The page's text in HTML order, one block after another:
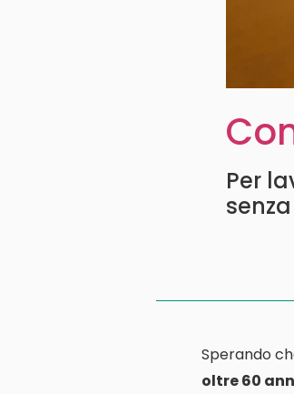
Per
Sperando
oltre 60